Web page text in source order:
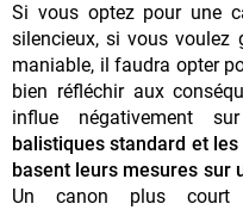
Si vous optez pour une
silencieux, si vous voulez
maniable, il faudra opter
bien réfléchir aux
influe négativement
balistiques standard et
basent leurs mesures sur
Un canon plus court